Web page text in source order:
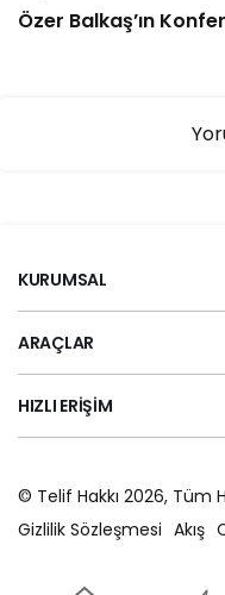
Özer Balkaş’ın
KURUMSAL
ARAÇLAR
HIZLI ERIŞIM
© Telif Hakkı 2026, Tüm
Gizlilik Sözleşmesi Akış